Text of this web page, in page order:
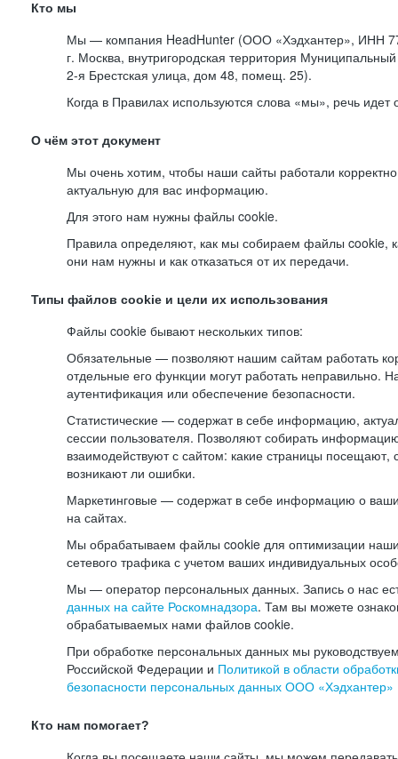
Кто мы
Мы — компания HeadHunter (ООО «Хэдхантер», ИНН
г. Москва, внутригородская территория Муниципальный
2-я Брестская улица, дом 48, помещ. 25).
Когда в Правилах используются слова «мы», речь
О чём этот документ
Мы очень хотим, чтобы наши сайты работали
актуальную для вас информацию.
Для этого нам нужны файлы cookie.
Правила определяют, как мы собираем файлы cookie,
они нам нужны и как отказаться от их передачи.
Типы файлов cookie и цели их использования
Файлы cookie бывают нескольких типов:
Обязательные — позволяют нашим сайтам работать
отдельные его функции могут работать неправильно.
аутентификация или обеспечение безопасности.
Статистические — содержат в себе информацию,
сессии пользователя. Позволяют собирать
взаимодействуют с сайтом: какие страницы посещают,
возникают ли ошибки.
Маркетинговые — содержат в себе информацию о
на сайтах.
Мы обрабатываем файлы cookie для оптимизации
сетевого трафика с учетом ваших индивидуальных
Мы — оператор персональных данных. Запись о нас
данных на сайте Роскомнадзора. Там вы можете
обрабатываемых нами файлов cookie.
При обработке персональных данных мы
Российской Федерации и Политикой в области
безопасности персональных данных ООО «Хэдхантер»
Кто нам помогает?